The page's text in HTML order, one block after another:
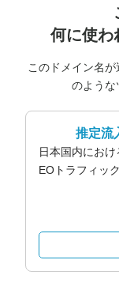
何に使わ
このドメイン名
のような
推定流
日本国内にお
EOトラフィッ